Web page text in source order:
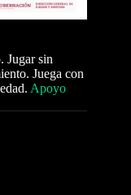
Jugar sin
Juega con
Apoyo